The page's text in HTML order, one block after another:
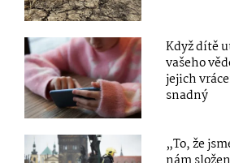
Když dítě
vašeho
jejich
snadný
„To, že